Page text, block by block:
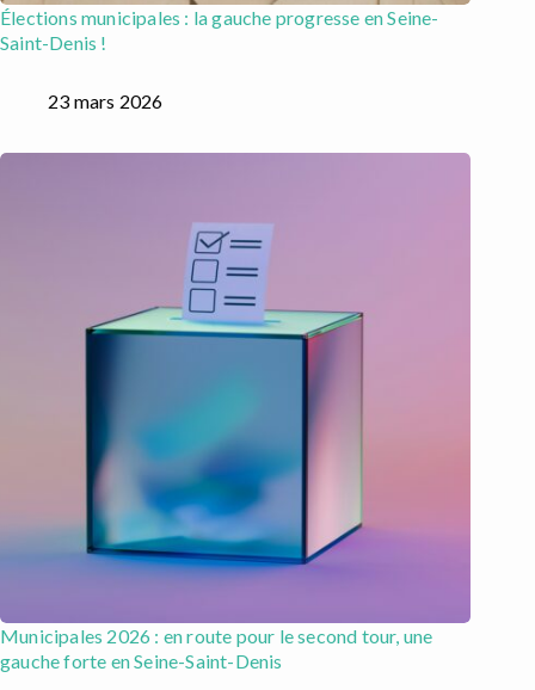
Élections municipales : la gauche progresse en Seine-
Saint-Denis !
23 mars 2026
Municipales 2026 : en route pour le second tour, une
gauche forte en Seine-Saint-Denis